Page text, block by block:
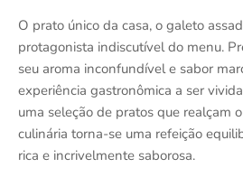
O prato único da casa, o galeto
protagonista indiscutível do menu.
seu aroma inconfundível e sabor
experiência gastronômica a ser
uma seleção de pratos que realçam
culinária torna-se uma refeição
rica e incrivelmente saborosa.